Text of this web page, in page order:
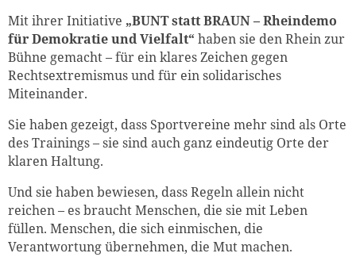
Mit ihrer Initiative „BUNT statt BRAUN – Rheindemo
für Demokratie und Vielfalt“ haben sie den Rhein zur
Bühne gemacht – für ein klares Zeichen gegen
Rechtsextremismus und für ein solidarisches
Miteinander.
Sie haben gezeigt, dass Sportvereine mehr sind als Orte
des Trainings – sie sind auch ganz eindeutig Orte der
klaren Haltung.
Und sie haben bewiesen, dass Regeln allein nicht
reichen – es braucht Menschen, die sie mit Leben
füllen. Menschen, die sich einmischen, die
Verantwortung übernehmen, die Mut machen.